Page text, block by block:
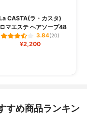
CASTA(ラ・カスタ)
マエステ ヘアソープ48
3.84(20)
¥2,200
すめ商品ランキン